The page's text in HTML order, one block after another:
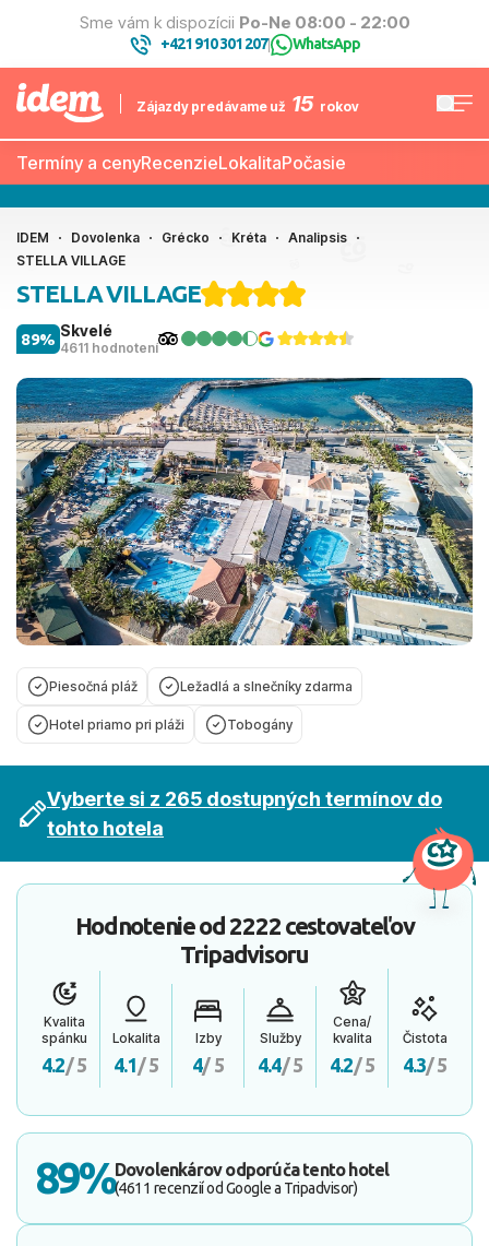
Sme vám k dispozícii Po-Ne 08:00 - 22:00
+421 910 301 207| WhatsApp
Zájazdy predávame už 15 rokov
Termíny a cenyRecenzieLokalitaPočasie
IDEM Dovolenka Grécko Kréta
Analipsis
STELLA VILLAGE
STELLA VILLAGE
Skvelé
4611 hodnotení
89%
Piesočná pláž Ležadlá a slnečníky zdarma
Hotel priamo pri pláži Tobogány
Vyberte si z 265 dostupných termínov do
tohto hotela
Hodnotenie od2222 cestovateľov
Tripadvisoru
Kvalita
spánku
4.2/ 5
Lokalita
4.1/ 5
Izby
4/ 5
Služby
4.4/ 5
Cena/
kvalita
4.2/ 5
Čistota
4.3/ 5
89%Dovolenkárov odporúča tento hotel
(4611 recenzií od Google a Tripadvisor)